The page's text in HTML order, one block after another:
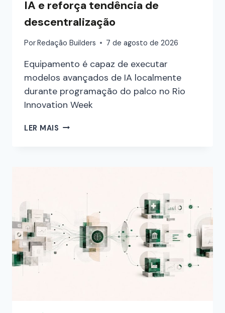
IA e reforça tendência de
descentralização
PorRedação Builders 7 de agosto de 2026
Equipamento é capaz de executar
modelos avançados de IA localmente
durante programação do palco no Rio
Innovation Week
LER MAIS